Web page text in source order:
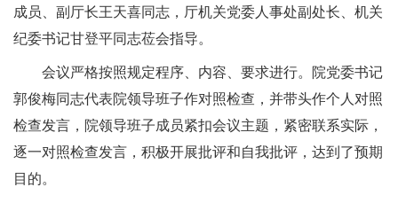
成员、副厅长王天喜同志，厅机关党委人事处副处长、机关
纪委书记甘登平同志莅会指导。
会议严格按照规定程序、内容、要求进行。院党委书记
郭俊梅同志代表院领导班子作对照检查，并带头作个人对照
检查发言，院领导班子成员紧扣会议主题，紧密联系实际，
逐一对照检查发言，积极开展批评和自我批评，达到了预期
目的。